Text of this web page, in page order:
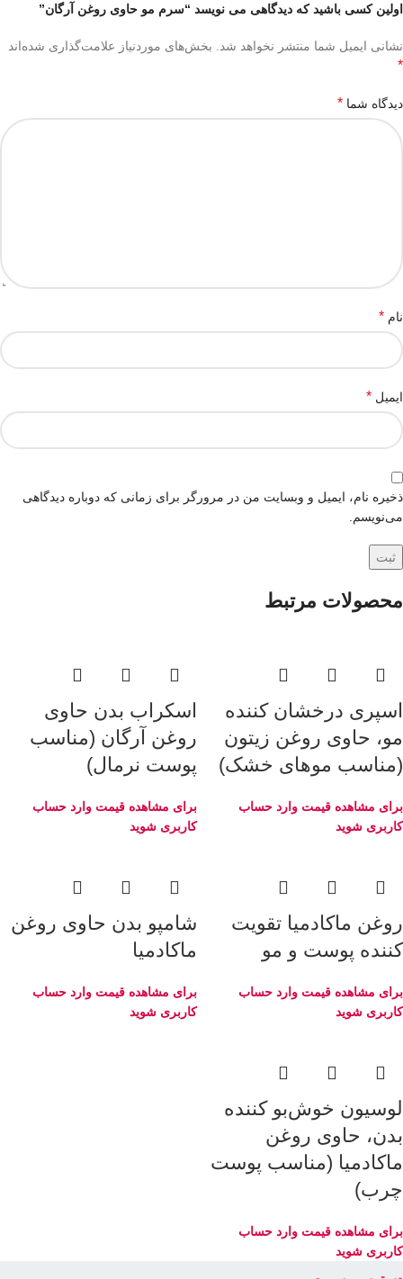
اولین کسی باشید که دیدگاهی می نویسد “سرم مو حاوی روغن آرگان”
نشانی ایمیل شما منتشر نخواهد شد. بخش‌های موردنیاز علامت‌گذاری شده‌اند
*
دیدگاه شما *
نام *
ایمیل *
ذخیره نام، ایمیل و وبسایت من در مرورگر برای زمانی که دوباره دیدگاهی
می‌نویسم.
محصولات مرتبط
اسپری درخشان کننده
مو، حاوی روغن زیتون
(مناسب موهای خشک)
برای مشاهده قیمت وارد حساب
کاربری شوید
اسکراب بدن حاوی
روغن آرگان (مناسب
پوست نرمال)
برای مشاهده قیمت وارد حساب
کاربری شوید
روغن ماکادمیا تقویت
کننده پوست و مو
برای مشاهده قیمت وارد حساب
کاربری شوید
شامپو بدن حاوی روغن
ماکادمیا
برای مشاهده قیمت وارد حساب
کاربری شوید
لوسیون خوش‌بو کننده
بدن، حاوی روغن
ماکادمیا (مناسب پوست
چرب)
برای مشاهده قیمت وارد حساب
کاربری شوید